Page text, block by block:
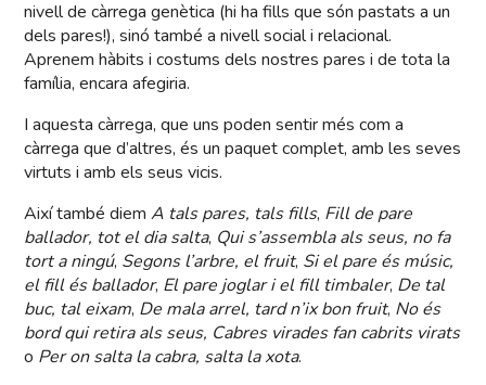
nivell de càrrega genètica (hi ha fills que són pastats a un
dels pares!), sinó també a nivell social i relacional.
Aprenem hàbits i costums dels nostres pares i de tota la
família, encara afegiria.
I aquesta càrrega, que uns poden sentir més com a
càrrega que d’altres, és un paquet complet, amb les seves
virtuts i amb els seus vicis.
Així també diemA tals pares, tals fills, Fill de pare
ballador, tot el dia salta, Qui s’assembla als seus, no fa
tort a ningú, Segons l’arbre, el fruit, Si el pare és músic,
el fill és ballador, El pare joglar i el fill timbaler, De tal
buc, tal eixam, De mala arrel, tard n’ix bon fruit, No és
bord qui retira als seus, Cabres virades fan cabrits virats
o Per on salta la cabra, salta la xota.